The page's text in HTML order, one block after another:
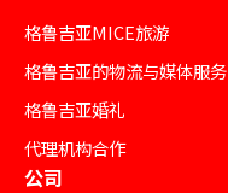
格鲁吉亚MICE旅游
格鲁吉亚的物流与媒体服务
格鲁吉亚婚礼
代理机构合作
公司